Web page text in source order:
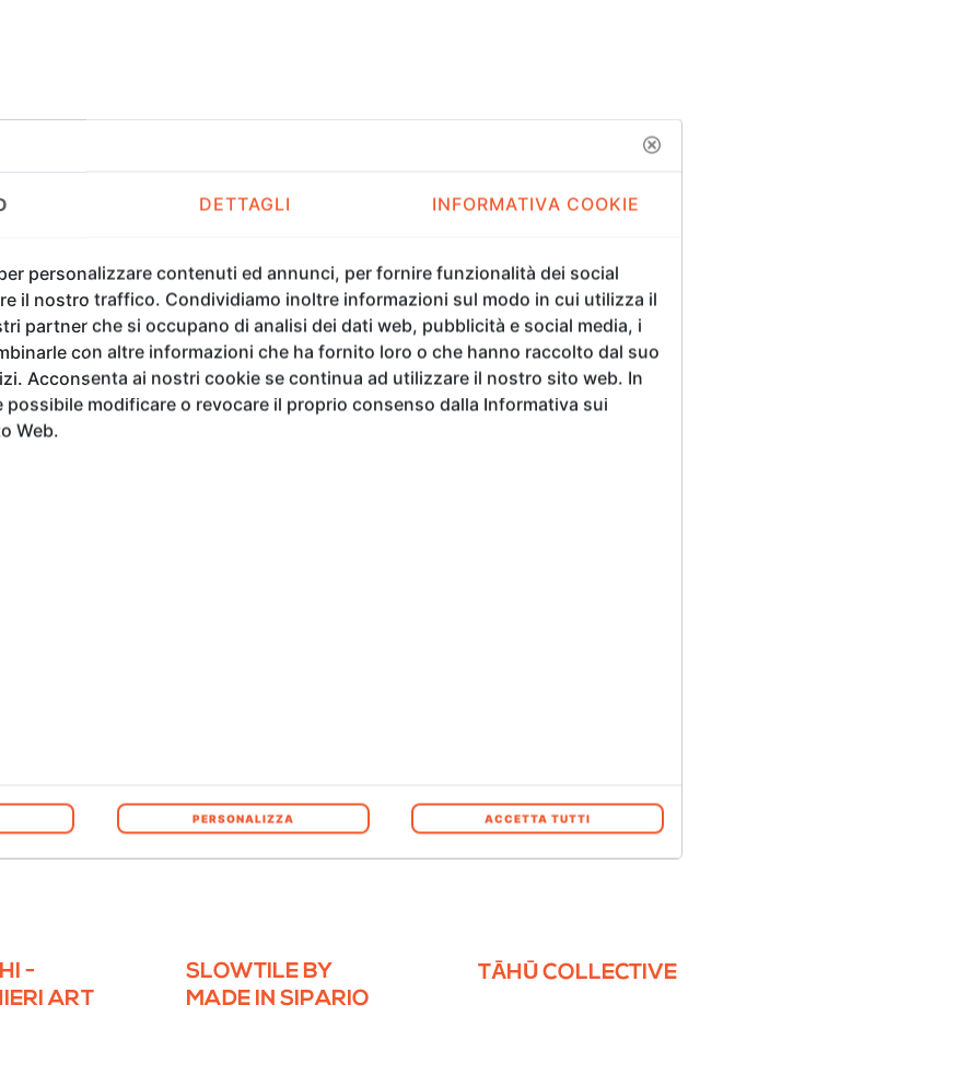
-
ART
SLOWTILE BY
MADE IN SIPARIO
TĀHŪ COLLECTIVE
DETTAGLI INFORMATIVA COOKIE
personalizzare contenuti ed annunci, per fornire funzionalità dei social
il nostro traffico. Condividiamo inoltre informazioni sul modo in cui utilizza il
partner che si occupano di analisi dei dati web, pubblicità e social media, i
con altre informazioni che ha fornito loro o che hanno raccolto dal suo
Acconsenta ai nostri cookie se continua ad utilizzare il nostro sito web. In
possibile modificare o revocare il proprio consenso dalla Informativa sui
Web.
PERSONALIZZA ACCETTA TUTTI